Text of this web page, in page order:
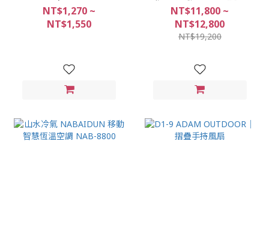
NT$1,270 ~
NT$1,550
用冰箱保護套】+110V
NT$11,800 ~
NT$12,800
NT$19,200